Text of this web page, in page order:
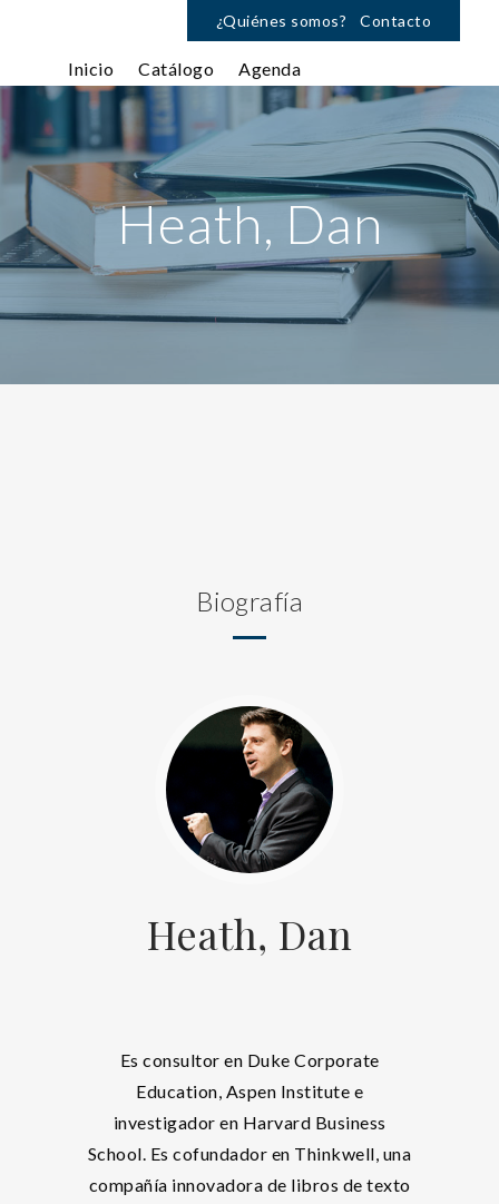
¿Quiénes somos? Contacto
Inicio Catálogo Agenda
Heath, Dan
Biografía
Heath, Dan
Es consultor en Duke Corporate
Education, Aspen Institute e
investigador en Harvard Business
School. Es cofundador en Thinkwell, una
compañía innovadora de libros de texto